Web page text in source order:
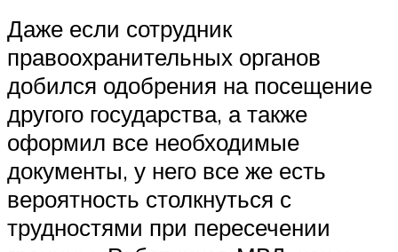
Даже если сотрудник
правоохранительных органов
добился одобрения на посещение
другого государства, а также
оформил все необходимые
документы, у него все же есть
вероятность столкнуться с
трудностями при пересечении